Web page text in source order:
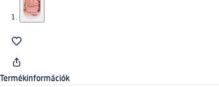
Termékinformációk